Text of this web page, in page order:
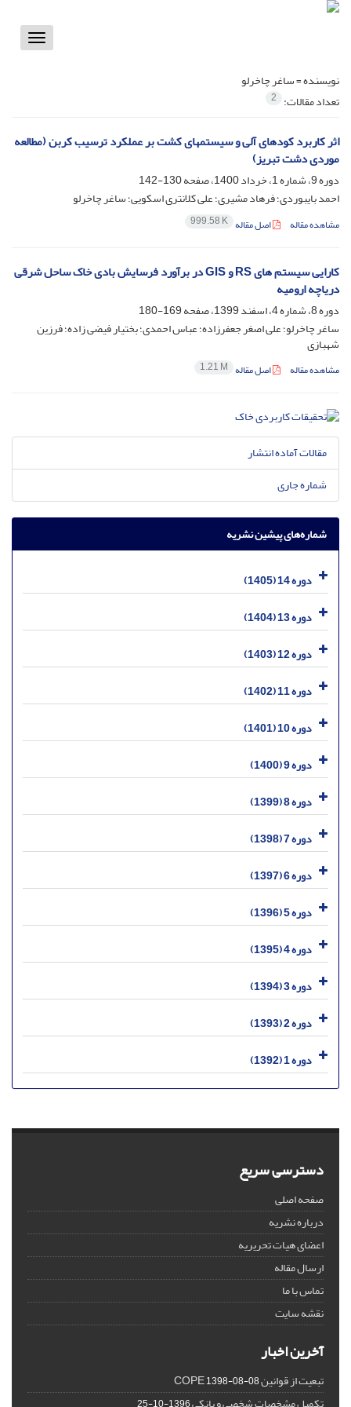
Toggle
نویسنده =ساغر چاخرلو
تعداد مقالات: 2
اثر کاربرد کودهای آلی و سیستم‏های کشت بر عملکرد ترسیب کربن (مطالعه
موردی دشت تبریز)
دوره 9، شماره 1، خرداد 1400، صفحه
130-142
احمد بایبوردی؛ فرهاد مشیری؛ علی کلانتری اسکویی؛ ساغر چاخرلو
مشاهده مقاله اصل مقاله 999.58 K
کارایی سیستم های RS و GIS در برآورد فرسایش بادی خاک ساحل شرقی
دریاچه ارومیه
دوره 8، شماره 4، اسفند 1399، صفحه
169-180
ساغر چاخرلو؛ علی اصغر جعفرزاده؛ عباس احمدی؛ بختیار فیضی زاده؛ فرزین
شهبازی
مشاهده مقاله اصل مقاله 1.21 M
مقالات آماده انتشار
شماره جاری
شماره‌های پیشین نشریه
دوره 14 (1405)
دوره 13 (1404)
دوره 12 (1403)
دوره 11 (1402)
دوره 10 (1401)
دوره 9 (1400)
دوره 8 (1399)
دوره 7 (1398)
دوره 6 (1397)
دوره 5 (1396)
دوره 4 (1395)
دوره 3 (1394)
دوره 2 (1393)
دوره 1 (1392)
دسترسی سریع
صفحه اصلی
درباره نشریه
اعضای هیات تحریریه
ارسال مقاله
تماس با ما
نقشه سایت
آخرین اخبار
تبعیت از قوانین COPE1398-08-08